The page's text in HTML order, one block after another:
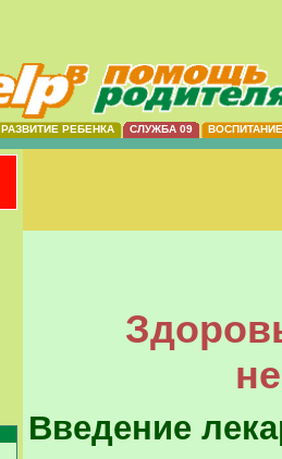
РАЗВИТИЕ РЕБЕНКА СЛУЖБА 09 ВОСПИТАНИЕ
Введение